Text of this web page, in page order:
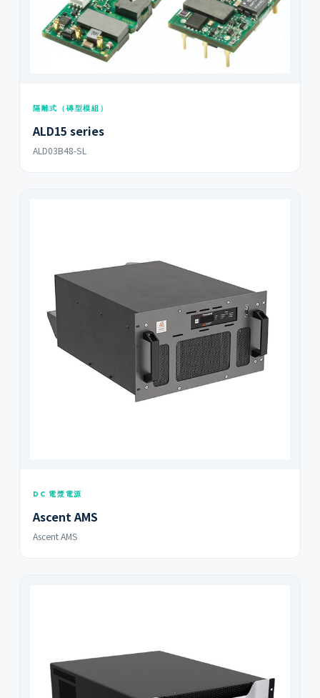
隔離式（磚型模組）
ALD15 series
ALD03B48-SL
DC 電漿電源